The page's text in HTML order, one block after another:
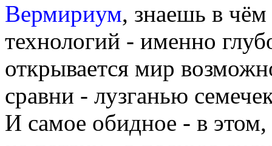
Вермириум, знаешь в
технологий - именно
открывается мир
сравни - лузганью
И самое обидное - в